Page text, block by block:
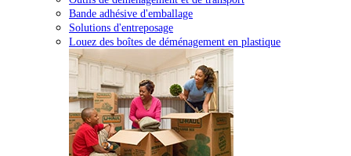
Bande adhésive d'emballage
Solutions d'entreposage
Louez des boîtes de déménagement en plastique